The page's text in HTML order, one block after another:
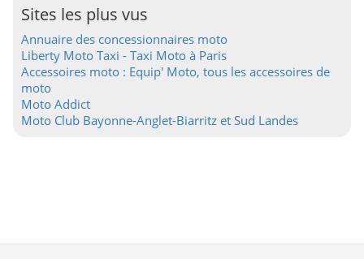
Sites les plus vus
Annuaire des concessionnaires moto
Liberty Moto Taxi - Taxi Moto à Paris
Accessoires moto : Equip' Moto, tous les accessoires de
moto
Moto Addict
Moto Club Bayonne-Anglet-Biarritz et Sud Landes